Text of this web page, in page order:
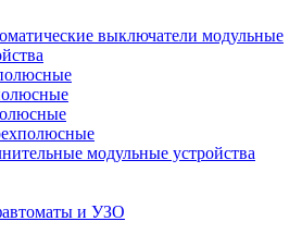
выключатели модульные
модульные устройства
и УЗО